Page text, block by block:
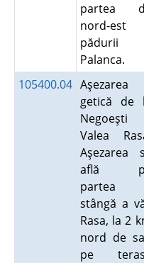
partea
nord-est
pădurii
Palanca.
105400.04 Aşezarea
getică de
Valea
Aşezarea
află
partea
stângă a
Rasa, la 2
nord de
pe